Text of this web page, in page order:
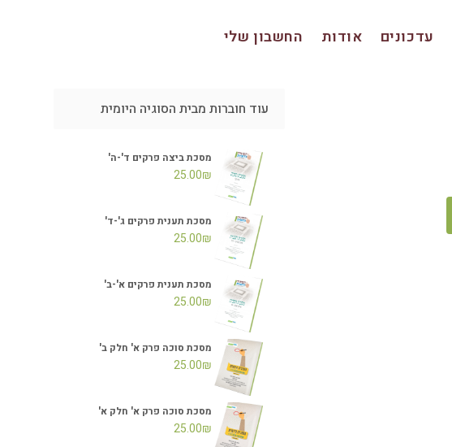
עדכונים אודות החשבון שלי
עוד חוברות מבית הסוגיה היומית
מסכת ביצה פרקים ד'-ה'
25.00₪
מסכת תענית פרקים ג'-ד'
25.00₪
מסכת תענית פרקים א'-ב'
25.00₪
מסכת סוכה פרק א' חלק ב'
25.00₪
מסכת סוכה פרק א' חלק א'
25.00₪